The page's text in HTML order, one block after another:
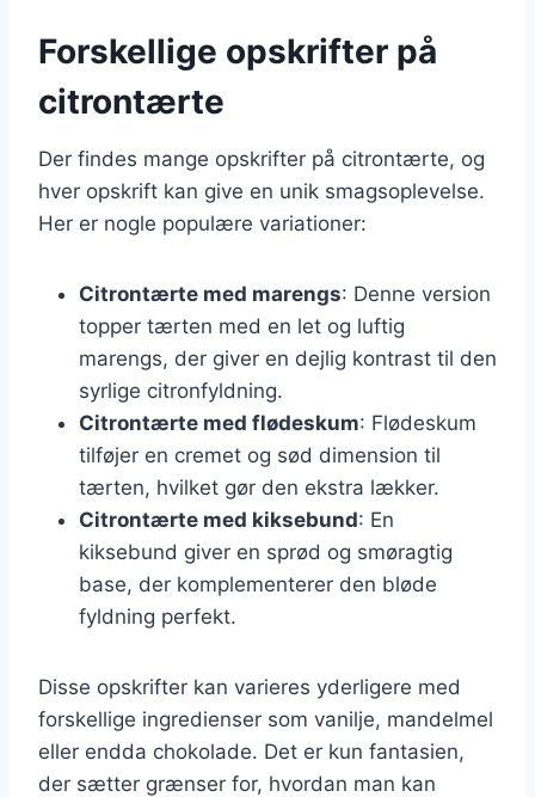
Forskellige opskrifter på
citrontærte
Der findes mange opskrifter på citrontærte, og
hver opskrift kan give en unik smagsoplevelse.
Her er nogle populære variationer:
Citrontærte med marengs: Denne version
topper tærten med en let og luftig
marengs, der giver en dejlig kontrast til den
syrlige citronfyldning.
Citrontærte med flødeskum: Flødeskum
tilføjer en cremet og sød dimension til
tærten, hvilket gør den ekstra lækker.
Citrontærte med kiksebund: En
kiksebund giver en sprød og smøragtig
base, der komplementerer den bløde
fyldning perfekt.
Disse opskrifter kan varieres yderligere med
forskellige ingredienser som vanilje, mandelmel
eller endda chokolade. Det er kun fantasien,
der sætter grænser for, hvordan man kan